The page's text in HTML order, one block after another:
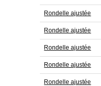
Rondelle ajustée
Rondelle ajustée
Rondelle ajustée
Rondelle ajustée
Rondelle ajustée